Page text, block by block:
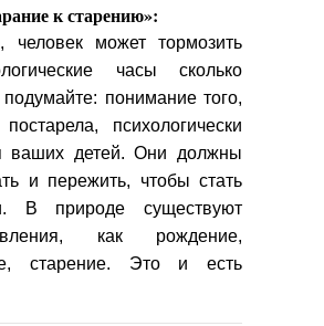
к старению»:
человек может тормозить
часы сколько
понимание того,
психологически
ваших детей. Они должны
и пережить, чтобы стать
В природе существуют
как рождение,
старение. Это и есть